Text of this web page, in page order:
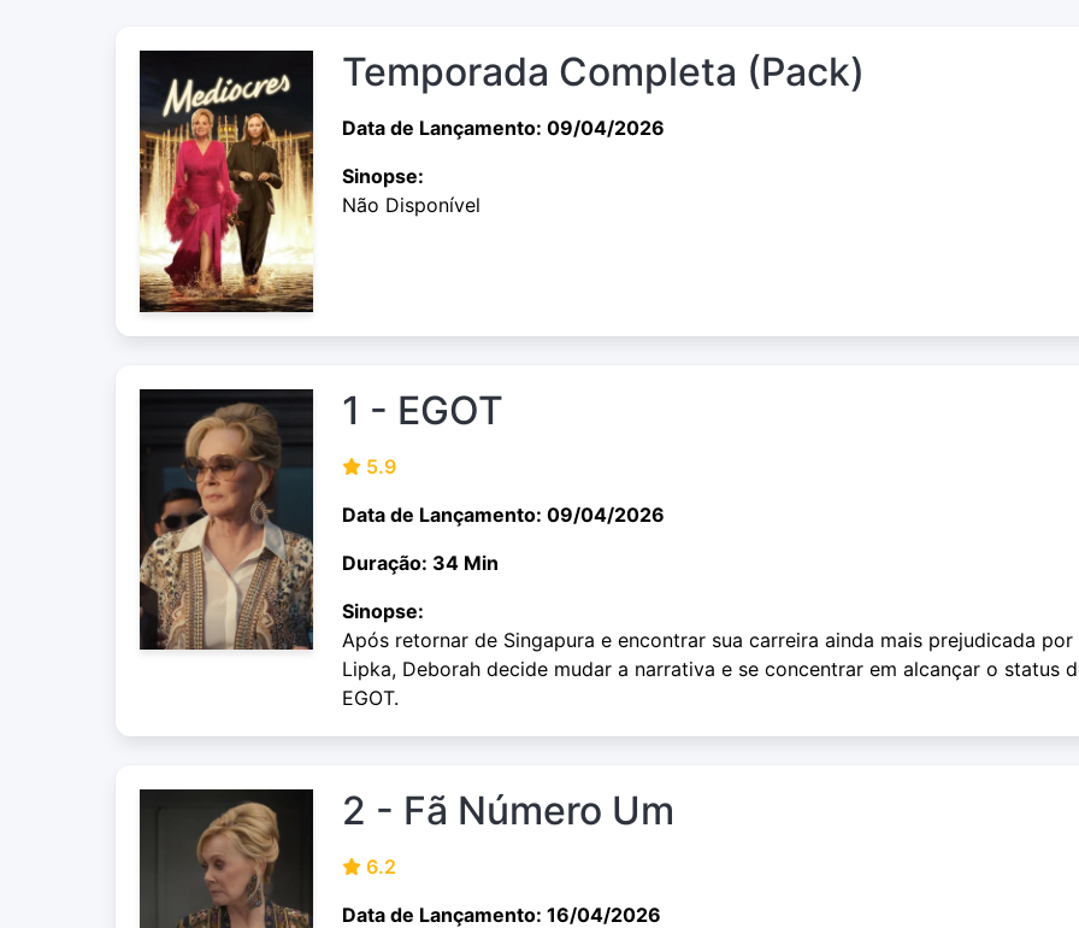
Temporada Completa (Pack)
Data de Lançamento: 09/04/2026
Sinopse:
Não Disponível
1 - EGOT
5.9
Data de Lançamento: 09/04/2026
Duração: 34 Min
Sinopse:
Após retornar de Singapura e encontrar sua carreira ainda mais prejudicada por
Lipka, Deborah decide mudar a narrativa e se concentrar em alcançar o status
EGOT.
2 - Fã Número Um
6.2
Data de Lançamento: 16/04/2026